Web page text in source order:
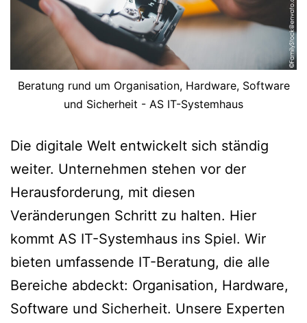
Beratung rund um Organisation, Hardware, Software
und Sicherheit - AS IT-Systemhaus
Die digitale Welt entwickelt sich ständig
weiter. Unternehmen stehen vor der
Herausforderung, mit diesen
Veränderungen Schritt zu halten. Hier
kommt AS IT-Systemhaus ins Spiel. Wir
bieten umfassende IT-Beratung, die alle
Bereiche abdeckt: Organisation, Hardware,
Software und Sicherheit. Unsere Experten